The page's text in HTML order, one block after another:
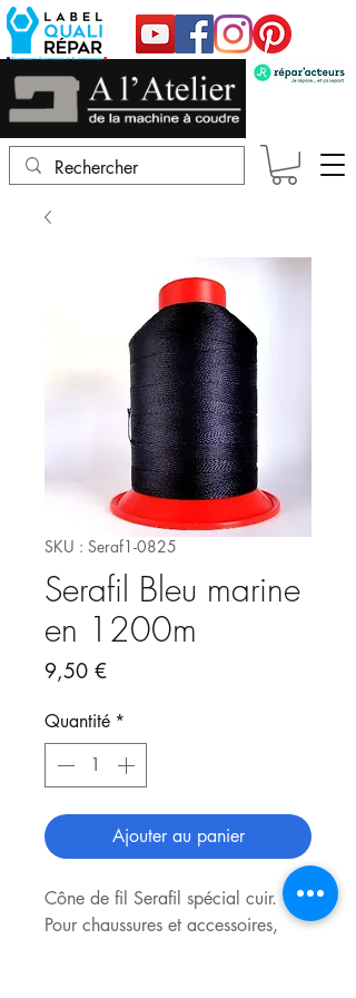
SKU : Seraf1-0825
Serafil Bleu marine
en 1200m
9,50 €Prix
Quantité *
Ajouter au panier
Cône de fil Serafil spécial cuir.
Pour chaussures et accessoires,